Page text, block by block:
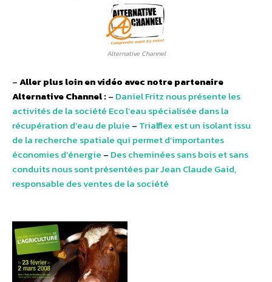
Alternative Channel
–Aller plus loin en vidéo avec notre partenaire
Alternative Channel :– Daniel Fritz nous présente les
activités de la société Eco l’eau spécialisée dans la
récupération d’eau de pluie – Trialflex est un isolant issu
de la recherche spatiale qui permet d’importantes
économies d’énergie – Des cheminées sans bois et sans
conduits nous sont présentées par Jean Claude Gaid,
responsable des ventes de la société